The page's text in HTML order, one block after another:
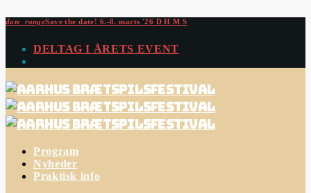
date_rangeSave the date! 6.-8. marts '26 D H M S
DELTAG I ÅRETS EVENT
Program
Nyheder
Praktisk info